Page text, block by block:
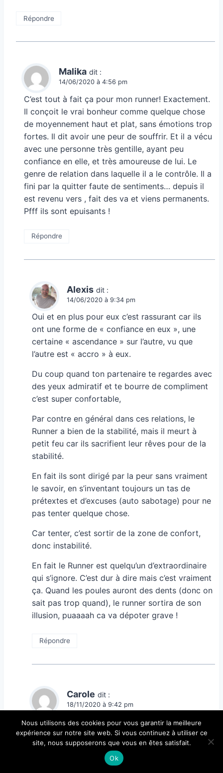
Répondre
Malika dit :
14/06/2020 à 4:56 pm
C’est tout à fait ça pour mon runner! Exactement.
Il conçoit le vrai bonheur comme quelque chose
de moyennement haut et plat, sans émotions trop
fortes. Il dit avoir une peur de souffrir. Et il a vécu
avec une personne très gentille, ayant peu
confiance en elle, et très amoureuse de lui. Le
genre de relation dans laquelle il a le contrôle. Il a
fini par la quitter faute de sentiments… depuis il
est revenu vers , fait des va et viens permanents.
Pfff ils sont epuisants !
Répondre
Alexis dit :
14/06/2020 à 9:34 pm
Oui et en plus pour eux c’est rassurant car ils
ont une forme de « confiance en eux », une
certaine « ascendance » sur l’autre, vu que
l’autre est « accro » à eux.
Du coup quand ton partenaire te regardes avec
des yeux admiratif et te bourre de compliment
c’est super confortable,
Par contre en général dans ces relations, le
Runner a bien de la stabilité, mais il meurt à
petit feu car ils sacrifient leur rêves pour de la
stabilité.
En fait ils sont dirigé par la peur sans vraiment
le savoir, en s’inventant toujours un tas de
prétextes et d’excuses (auto sabotage) pour ne
pas tenter quelque chose.
Car tenter, c’est sortir de la zone de confort,
donc instabilité.
En fait le Runner est quelqu’un d’extraordinaire
qui s’ignore. C’est dur à dire mais c’est vraiment
ça. Quand les poules auront des dents (donc on
sait pas trop quand), le runner sortira de son
illusion, puaaaah ca va dépoter grave !
Répondre
Carole dit :
18/11/2020 à 9:42 pm
Ma runner était avec moi dans une relation
tranquille mais plein d’amour qu’elle nie !!
Mais elle a quand même sabotée!!
Nous utilisons des cookies pour vous garantir la meilleure
expérience sur notre site web. Si vous continuez à utiliser ce
site, nous supposerons que vous en êtes satisfait.
Ok